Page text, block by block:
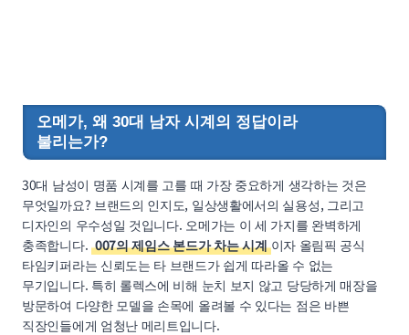
오메가, 왜 30대 남자 시계의 정답이라
불리는가?
30대 남성이 명품 시계를 고를 때 가장 중요하게 생각하는 것은
무엇일까요? 브랜드의 인지도, 일상생활에서의 실용성, 그리고
디자인의 우수성일 것입니다. 오메가는 이 세 가지를 완벽하게
충족합니다. 007의 제임스 본드가 차는 시계 이자 올림픽 공식
타임키퍼라는 신뢰도는 타 브랜드가 쉽게 따라올 수 없는
무기입니다. 특히 롤렉스에 비해 눈치 보지 않고 당당하게 매장을
방문하여 다양한 모델을 손목에 올려볼 수 있다는 점은 바쁜
직장인들에게 엄청난 메리트입니다.